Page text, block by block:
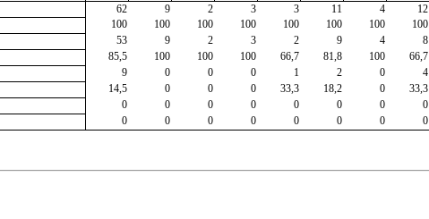
62 9 2 3 3 11 4 12
100 100 100 100 100 100 100 100
53 9 2 3 2 9 4 8
85,5 100 100 100 66,7 81,8 100 66,7
9 0 0 0 1 2 0 4
14,5 0 0 0 33,3 18,2 0 33,3
0 0 0 0 0 0 0 0
0 0 0 0 0 0 0 0